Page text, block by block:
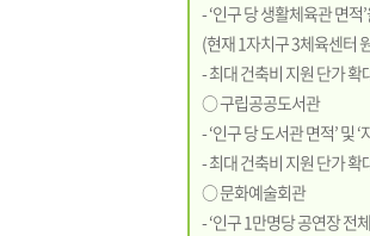
- ‘인구 당 생활체육관 면
(현재 1자치구 3체육센터
- 최대 건축비 지원 단가
○ 구립공공도서관
- ‘인구 당 도서관 면적’ 및
- 최대 건축비 지원 단가
○ 문화예술회관
- ‘인구 1만명당 공연장 전